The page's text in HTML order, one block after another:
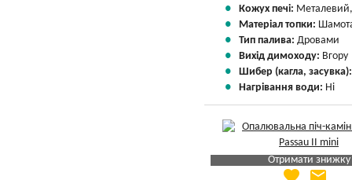
Кожух печі:
Матеріал топки:
Тип палива: Дровами
Вихід димоходу: Вгору
Шибер (кагла,
Нагрівання води: Ні
Отримати знижку
Яка Ваша ціна
favorite email